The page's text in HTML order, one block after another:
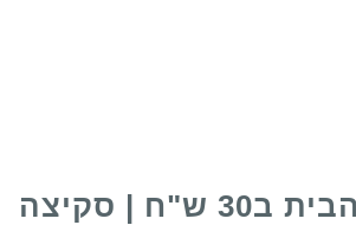
משלוח עד הבית ב30 ש"ח | סקיצה